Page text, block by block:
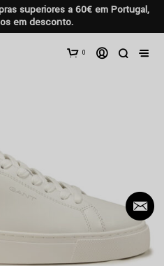
superiores a 60€ em Portugal,
em desconto.
0